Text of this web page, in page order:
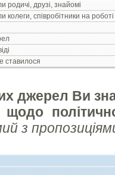
родичі, друзі, знайомі
колеги, співробітники на роботі
ставилося
джерел Ви
щодо
з